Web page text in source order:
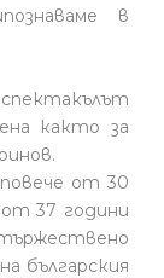
в
както за
повече от 30
37 години
българския